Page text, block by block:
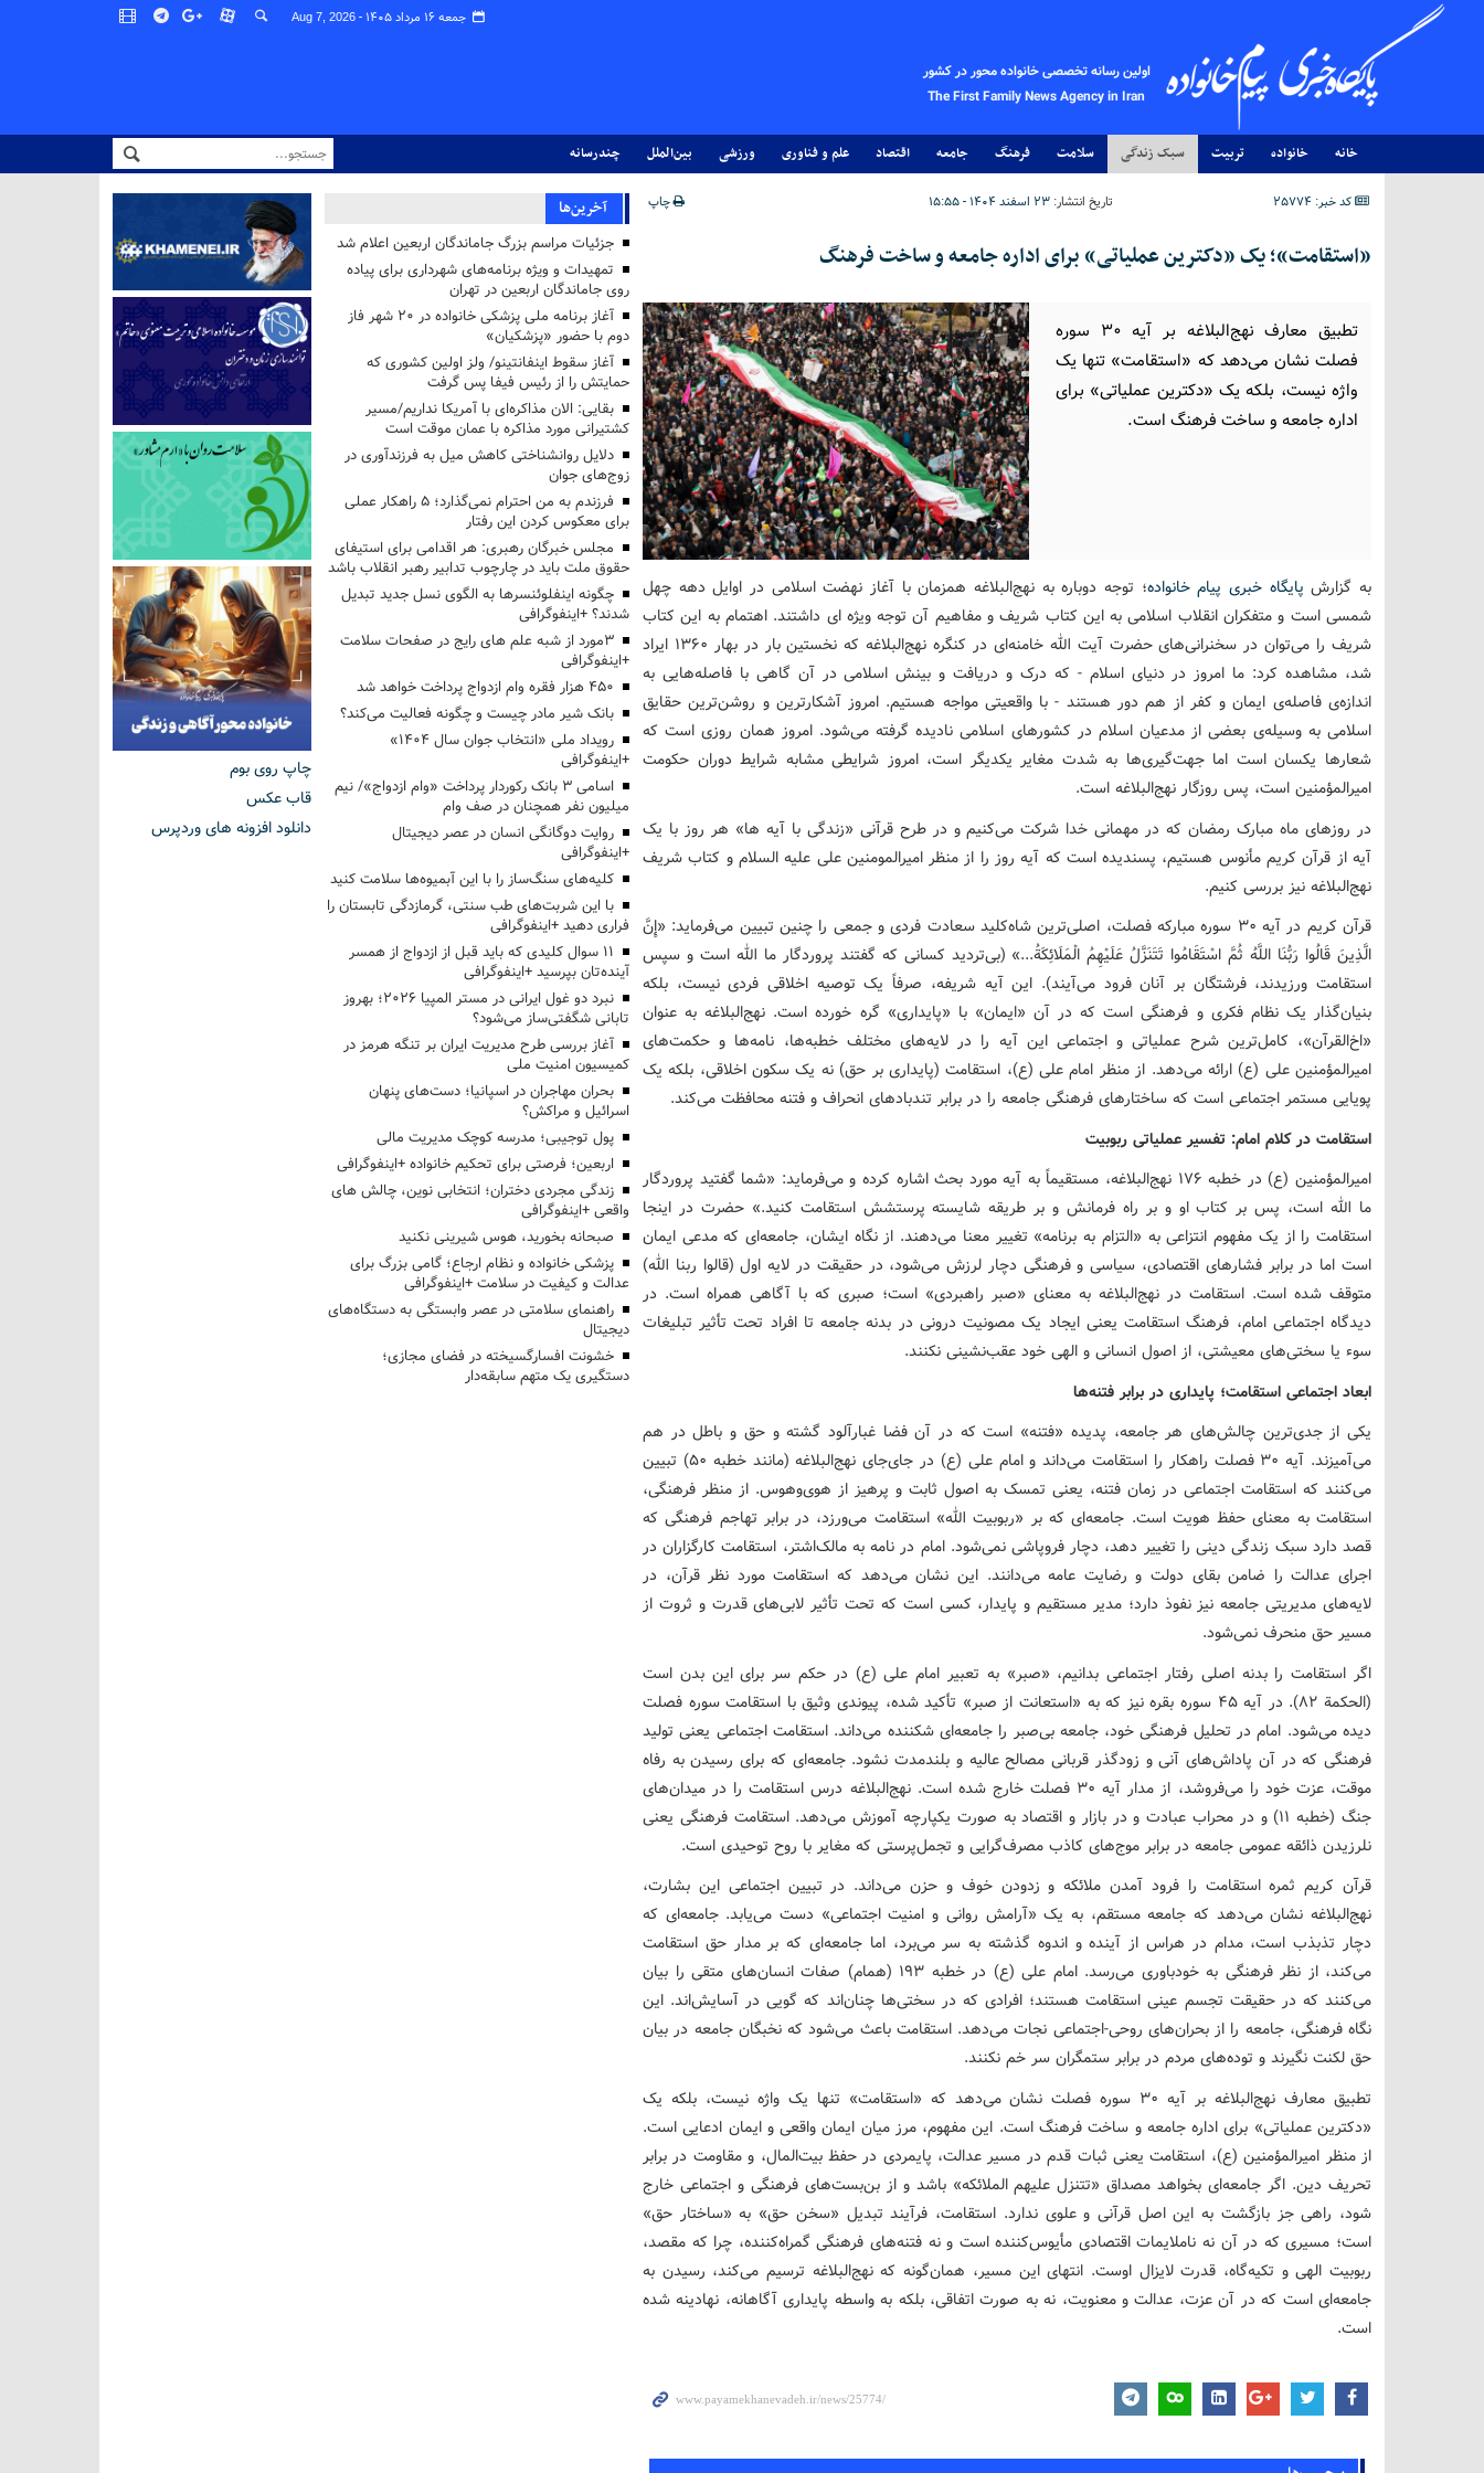
جمعه ۱۶ مرداد ۱۴۰۵ - Aug 7, 2026
اولین رسانه تخصصی خانواده محور در کشور
The First Family News Agency in Iran
خانه خانواده تربیت سبک زندگی سلامت فرهنگ جامعه اقتصاد علم و فناوری ورزشی بین‌الملل چندرسانه
کد خبر: 25774 تاریخ انتشار:۲۳ اسفند ۱۴۰۴ - ۱۵:۵۵ چاپ
«استقامت»؛ یک «دکترین عملیاتی» برای اداره جامعه و ساخت فرهنگ
تطبیق معارف نهج‌البلاغه بر آیه ۳۰ سوره
فصلت نشان می‌دهد که «استقامت» تنها یک
واژه نیست، بلکه یک «دکترین عملیاتی» برای
اداره جامعه و ساخت فرهنگ است.
به گزارش پایگاه خبری پیام خانواده؛ توجه دوباره به نهج‌البلاغه همزمان با آغاز نهضت اسلامی در اوایل دهه چهل
شمسی است و متفکران انقلاب اسلامی به این کتاب شریف و مفاهیم آن توجه ویژه ای داشتند. اهتمام به این کتاب
شریف را می‌توان در سخنرانی‌های حضرت آیت الله خامنه‌ای در کنگره نهج‌البلاغه که نخستین بار در بهار ۱۳۶۰ ایراد
شد، مشاهده کرد: ما امروز در دنیای اسلام - که درک و دریافت و بینش اسلامی در آن گاهی با فاصله‌هایی به
اندازه‌ی فاصله‌ی ایمان و کفر از هم دور هستند - با واقعیتی مواجه هستیم. امروز آشکارترین و روشن‌ترین حقایق
اسلامی به وسیله‌ی بعضی از مدعیان اسلام در کشورهای اسلامی نادیده گرفته می‌شود. امروز همان روزی است که
شعارها یکسان است اما جهت‌گیری‌ها به شدت مغایر یکدیگر است، امروز شرایطی مشابه شرایط دوران حکومت
امیرالمؤمنین است، پس روزگار نهج‌البلاغه است.
در روزهای ماه مبارک رمضان که در مهمانی خدا شرکت می‌کنیم و در طرح قرآنی «زندگی با آیه ها» هر روز با یک
آیه از قرآن کریم مأنوس هستیم، پسندیده است که آیه روز را از منظر امیرالمومنین علی علیه السلام و کتاب شریف
نهج‌البلاغه نیز بررسی کنیم.
قرآن کریم در آیه ۳۰ سوره مبارکه فصلت، اصلی‌ترین شاه‌کلید سعادت فردی و جمعی را چنین تبیین می‌فرماید: «إِنَّ
الَّذِینَ قَالُوا رَبُّنَا اللَّهُ ثُمَّ اسْتَقَامُوا تَتَنَزَّلُ عَلَیْهِمُ الْمَلَائِکَةُ...» (بی‌تردید کسانی که گفتند پروردگار ما الله است و سپس
استقامت ورزیدند، فرشتگان بر آنان فرود می‌آیند). این آیه شریفه، صرفاً یک توصیه اخلاقی فردی نیست، بلکه
بنیان‌گذار یک نظام فکری و فرهنگی است که در آن «ایمان» با «پایداری» گره خورده است. نهج‌البلاغه به عنوان
«اخ‌القرآن»، کامل‌ترین شرح عملیاتی و اجتماعی این آیه را در لایه‌های مختلف خطبه‌ها، نامه‌ها و حکمت‌های
امیرالمؤمنین علی (ع) ارائه می‌دهد. از منظر امام علی (ع)، استقامت (پایداری بر حق) نه یک سکون اخلاقی، بلکه یک
پویایی مستمر اجتماعی است که ساختارهای فرهنگی جامعه را در برابر تندبادهای انحراف و فتنه محافظت می‌کند.
استقامت در کلام امام: تفسیر عملیاتی ربوبیت
امیرالمؤمنین (ع) در خطبه ۱۷۶ نهج‌البلاغه، مستقیماً به آیه مورد بحث اشاره کرده و می‌فرماید: «شما گفتید پروردگار
ما الله است، پس بر کتاب او و بر راه فرمانش و بر طریقه شایسته پرستشش استقامت کنید.» حضرت در اینجا
استقامت را از یک مفهوم انتزاعی به «التزام به برنامه» تغییر معنا می‌دهند. از نگاه ایشان، جامعه‌ای که مدعی ایمان
است اما در برابر فشارهای اقتصادی، سیاسی و فرهنگی دچار لرزش می‌شود، در حقیقت در لایه اول (قالوا ربنا الله)
متوقف شده است. استقامت در نهج‌البلاغه به معنای «صبر راهبردی» است؛ صبری که با آگاهی همراه است. در
دیدگاه اجتماعی امام، فرهنگ استقامت یعنی ایجاد یک مصونیت درونی در بدنه جامعه تا افراد تحت تأثیر تبلیغات
سوء یا سختی‌های معیشتی، از اصول انسانی و الهی خود عقب‌نشینی نکنند.
ابعاد اجتماعی استقامت؛ پایداری در برابر فتنه‌ها
یکی از جدی‌ترین چالش‌های هر جامعه، پدیده «فتنه» است که در آن فضا غبارآلود گشته و حق و باطل در هم
می‌آمیزند. آیه ۳۰ فصلت راهکار را استقامت می‌داند و امام علی (ع) در جای‌جای نهج‌البلاغه (مانند خطبه ۵۰) تبیین
می‌کنند که استقامت اجتماعی در زمان فتنه، یعنی تمسک به اصول ثابت و پرهیز از هوی‌وهوس. از منظر فرهنگی،
استقامت به معنای حفظ هویت است. جامعه‌ای که بر «ربوبیت الله» استقامت می‌ورزد، در برابر تهاجم فرهنگی که
قصد دارد سبک زندگی دینی را تغییر دهد، دچار فروپاشی نمی‌شود. امام در نامه به مالک‌اشتر، استقامت کارگزاران در
اجرای عدالت را ضامن بقای دولت و رضایت عامه می‌دانند. این نشان می‌دهد که استقامت مورد نظر قرآن، در
لایه‌های مدیریتی جامعه نیز نفوذ دارد؛ مدیر مستقیم و پایدار، کسی است که تحت تأثیر لابی‌های قدرت و ثروت از
مسیر حق منحرف نمی‌شود.
اگر استقامت را بدنه اصلی رفتار اجتماعی بدانیم، «صبر» به تعبیر امام علی (ع) در حکم سر برای این بدن است
(الحکمة ۸۲). در آیه ۴۵ سوره بقره نیز که به «استعانت از صبر» تأکید شده، پیوندی وثیق با استقامت سوره فصلت
دیده می‌شود. امام در تحلیل فرهنگی خود، جامعه بی‌صبر را جامعه‌ای شکننده می‌داند. استقامت اجتماعی یعنی تولید
فرهنگی که در آن پاداش‌های آنی و زودگذر قربانی مصالح عالیه و بلندمدت نشود. جامعه‌ای که برای رسیدن به رفاه
موقت، عزت خود را می‌فروشد، از مدار آیه ۳۰ فصلت خارج شده است. نهج‌البلاغه درس استقامت را در میدان‌های
جنگ (خطبه ۱۱) و در محراب عبادت و در بازار و اقتصاد به صورت یکپارچه آموزش می‌دهد. استقامت فرهنگی یعنی
نلرزیدن ذائقه عمومی جامعه در برابر موج‌های کاذب مصرف‌گرایی و تجمل‌پرستی که مغایر با روح توحیدی است.
قرآن کریم ثمره استقامت را فرود آمدن ملائکه و زدودن خوف و حزن می‌داند. در تبیین اجتماعی این بشارت،
نهج‌البلاغه نشان می‌دهد که جامعه مستقم، به یک «آرامش روانی و امنیت اجتماعی» دست می‌یابد. جامعه‌ای که
دچار تذبذب است، مدام در هراس از آینده و اندوه گذشته به سر می‌برد، اما جامعه‌ای که بر مدار حق استقامت
می‌کند، از نظر فرهنگی به خودباوری می‌رسد. امام علی (ع) در خطبه ۱۹۳ (همام) صفات انسان‌های متقی را بیان
می‌کنند که در حقیقت تجسم عینی استقامت هستند؛ افرادی که در سختی‌ها چنان‌اند که گویی در آسایش‌اند. این
نگاه فرهنگی، جامعه را از بحران‌های روحی-اجتماعی نجات می‌دهد. استقامت باعث می‌شود که نخبگان جامعه در بیان
حق لکنت نگیرند و توده‌های مردم در برابر ستمگران سر خم نکنند.
تطبیق معارف نهج‌البلاغه بر آیه ۳۰ سوره فصلت نشان می‌دهد که «استقامت» تنها یک واژه نیست، بلکه یک
«دکترین عملیاتی» برای اداره جامعه و ساخت فرهنگ است. این مفهوم، مرز میان ایمان واقعی و ایمان ادعایی است.
از منظر امیرالمؤمنین (ع)، استقامت یعنی ثبات قدم در مسیر عدالت، پایمردی در حفظ بیت‌المال، و مقاومت در برابر
تحریف دین. اگر جامعه‌ای بخواهد مصداق «تتنزل علیهم الملائکه» باشد و از بن‌بست‌های فرهنگی و اجتماعی خارج
شود، راهی جز بازگشت به این اصل قرآنی و علوی ندارد. استقامت، فرآیند تبدیل «سخن حق» به «ساختار حق»
است؛ مسیری که در آن نه ناملایمات اقتصادی مأیوس‌کننده است و نه فتنه‌های فرهنگی گمراه‌کننده، چرا که مقصد،
ربوبیت الهی و تکیه‌گاه، قدرت لایزال اوست. انتهای این مسیر، همان‌گونه که نهج‌البلاغه ترسیم می‌کند، رسیدن به
جامعه‌ای است که در آن عزت، عدالت و معنویت، نه به صورت اتفاقی، بلکه به واسطه پایداری آگاهانه، نهادینه شده
است.
آخرین‌ها
جزئیات مراسم بزرگ جاماندگان اربعین اعلام شد
تمهیدات و ویژه برنامه‌های شهرداری برای پیاده
روی جاماندگان اربعین در تهران
آغاز برنامه ملی پزشکی خانواده در ۲۰ شهر فاز
دوم با حضور «پزشکیان»
آغاز سقوط اینفانتینو/ ولز اولین کشوری که
حمایتش را از رئیس فیفا پس گرفت
بقایی: الان مذاکره‌ای با آمریکا نداریم/مسیر
کشتیرانی مورد مذاکره با عمان موقت است
دلایل روانشناختی کاهش میل به فرزندآوری در
زوج‌های جوان
فرزندم به من احترام نمی‌گذارد؛ ۵ راهکار عملی
برای معکوس کردن این رفتار
مجلس خبرگان رهبری: هر اقدامی برای استیفای
حقوق ملت باید در چارچوب تدابیر رهبر انقلاب باشد
چگونه اینفلوئنسرها به الگوی نسل جدید تبدیل
شدند؟ +اینفوگرافی
3مورد از شبه علم های رایج در صفحات سلامت
+اینفوگرافی
۴۵۰ هزار فقره وام ازدواج پرداخت خواهد شد
بانک شیر مادر چیست و چگونه فعالیت می‌کند؟
رویداد ملی «انتخاب جوان سال ۱۴۰۴»
+اینفوگرافی
اسامی ۳ بانک رکوردار پرداخت «وام ازدواج»/ نیم
میلیون نفر همچنان در صف وام
روایت دوگانگی انسان در عصر دیجیتال
+اینفوگرافی
کلیه‌های سنگ‌ساز را با این آبمیوه‌ها سلامت کنید
با این شربت‌های طب سنتی، گرمازدگی تابستان را
فراری دهید +اینفوگرافی
۱۱ سوال کلیدی که باید قبل از ازدواج از همسر
آینده‌تان بپرسید +اینفوگرافی
نبرد دو غول ایرانی در مستر المپیا ۲۰۲۶؛ بهروز
تابانی شگفتی‌ساز می‌شود؟
آغاز بررسی طرح مدیریت ایران بر تنگه هرمز در
کمیسیون امنیت ملی
بحران مهاجران در اسپانیا؛ دست‌های پنهان
اسرائیل و مراکش؟
پول توجیبی؛ مدرسه کوچک مدیریت مالی
اربعین؛ فرصتی برای تحکیم خانواده +اینفوگرافی
زندگی مجردی دختران؛ انتخابی نوین، چالش های
واقعی +اینفوگرافی
صبحانه بخورید، هوس شیرینی نکنید
پزشکی خانواده و نظام ارجاع؛ گامی بزرگ برای
عدالت و کیفیت در سلامت +اینفوگرافی
راهنمای سلامتی در عصر وابستگی به دستگاه‌های
دیجیتال
خشونت افسارگسیخته در فضای مجازی؛
دستگیری یک متهم سابقه‌دار
چاپ روی بوم
قاب عکس
دانلود افزونه های وردپرس